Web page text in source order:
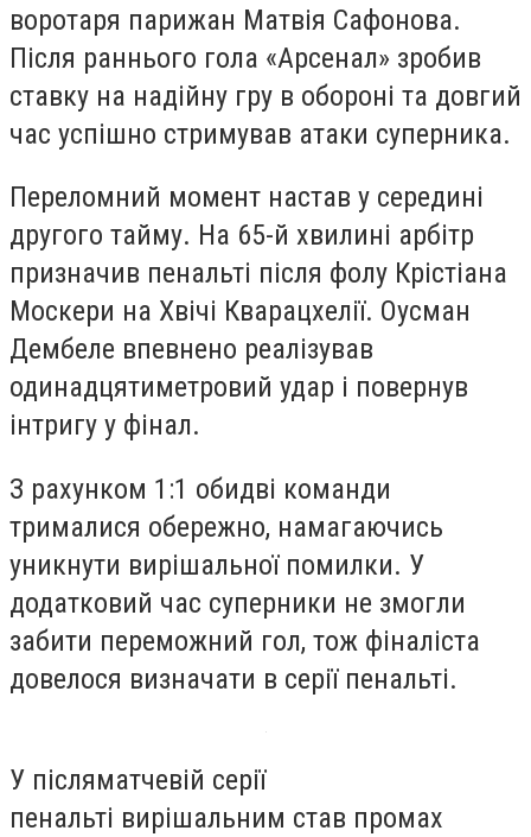
воротаря парижан Матвія Сафонова.
Після раннього гола «Арсенал» зробив
ставку на надійну гру в обороні та довгий
час успішно стримував атаки суперника.
Переломний момент настав у середині
другого тайму. На 65-й хвилині арбітр
призначив пенальті після фолу Крістіана
Москери на Хвічі Кварацхелії. Оусман
Дембеле впевнено реалізував
одинадцятиметровий удар і повернув
інтригу у фінал.
З рахунком 1:1 обидві команди
трималися обережно, намагаючись
уникнути вирішальної помилки. У
додатковий час суперники не змогли
забити переможний гол, тож фіналіста
довелося визначати в серії пенальті.
У післяматчевій серії
пенальті вирішальним став промах